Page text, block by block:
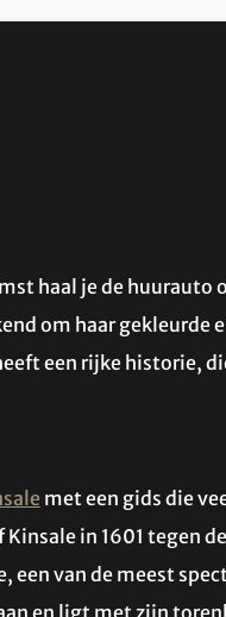
haal je de huurauto
om haar gekleurde
een rijke historie,
met een gids die
in 1601 tegen
een van de meest
en ligt met zijn